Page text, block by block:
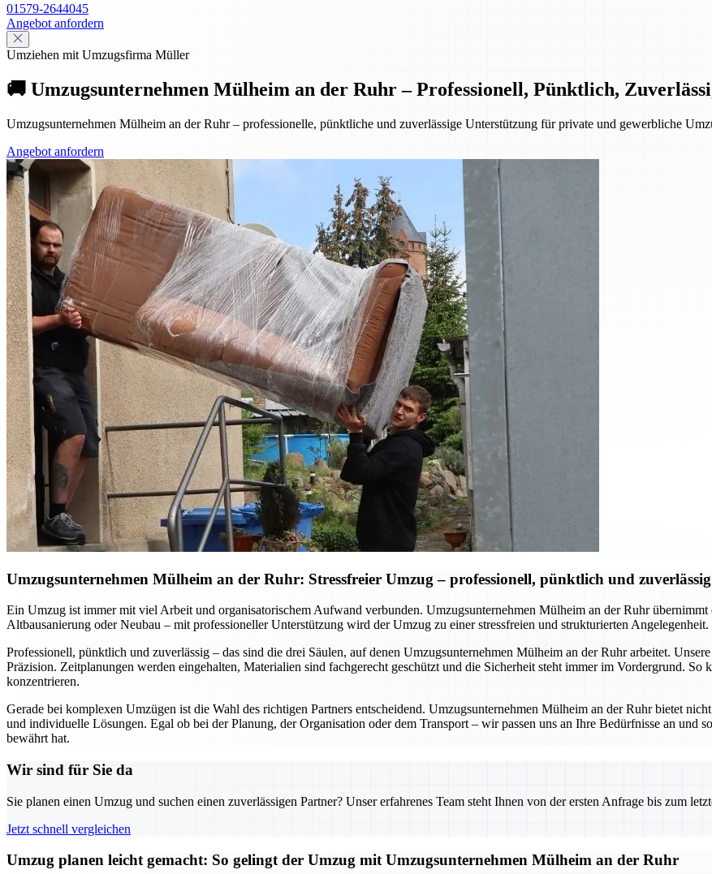
01579-2644045
Angebot anfordern
Umziehen mit Umzugsfirma Müller
🚚 Umzugsunternehmen Mülheim an der Ruhr – Professionell, Pünktlich,
Umzugsunternehmen Mülheim an der Ruhr – professionelle, pünktliche und zuverlässige Unterstützung für private und gewerbliche
Angebot anfordern
Umzugsunternehmen Mülheim an der Ruhr: Stressfreier Umzug – professionell, pünktlich und zuverlässig
Ein Umzug ist immer mit viel Arbeit und organisatorischem Aufwand verbunden. Umzugsunternehmen Mülheim an der Ruhr
Altbausanierung oder Neubau – mit professioneller Unterstützung wird der Umzug zu einer stressfreien und strukturierten
Professionell, pünktlich und zuverlässig – das sind die drei Säulen, auf denen Umzugsunternehmen Mülheim an der Ruhr arbeitet.
Präzision. Zeitplanungen werden eingehalten, Materialien sind fachgerecht geschützt und die Sicherheit steht immer im Vordergrund. So
konzentrieren.
Gerade bei komplexen Umzügen ist die Wahl des richtigen Partners entscheidend. Umzugsunternehmen Mülheim an der Ruhr bietet
und individuelle Lösungen. Egal ob bei der Planung, der Organisation oder dem Transport – wir passen uns an Ihre Bedürfnisse an und
bewährt hat.
Wir sind für Sie da
Sie planen einen Umzug und suchen einen zuverlässigen Partner? Unser erfahrenes Team steht Ihnen von der ersten Anfrage bis zum
Jetzt schnell vergleichen
Umzug planen leicht gemacht: So gelingt der Umzug mit Umzugsunternehmen Mülheim an der Ruhr